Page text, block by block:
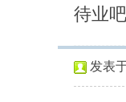
待业
发表